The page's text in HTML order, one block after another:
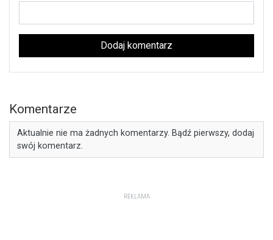
Dodaj komentarz
Komentarze
Aktualnie nie ma żadnych komentarzy. Bądź pierwszy, dodaj
swój komentarz.
REKLAMA